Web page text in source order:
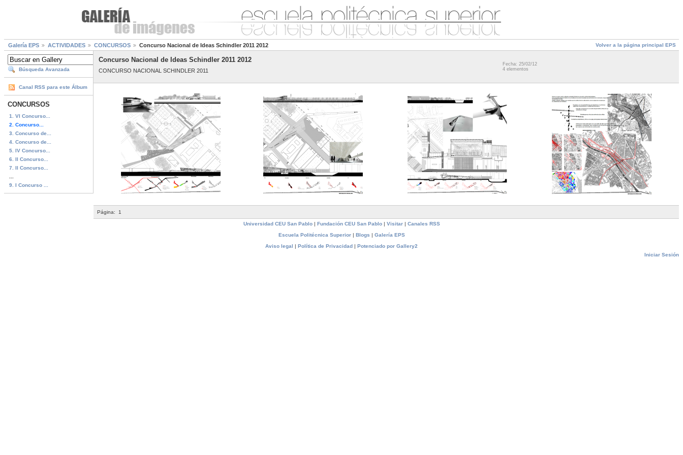
Volver a la página principal EPS
Galería EPS ACTIVIDADES CONCURSOS Concurso Nacional de Ideas Schindler 2011 2012
Búsqueda Avanzada
Canal RSS para este Álbum
CONCURSOS
1. VI Concurso...
2. Concurso...
3. Concurso de...
4. Concurso de...
5. IV Concurso...
6. II Concurso...
7. II Concurso...
9. I Concurso ...
Concurso Nacional de Ideas Schindler 2011 2012
CONCURSO NACIONAL SCHINDLER 2011
Fecha: 25/02/12
4 elementos
Página: 1
Universidad CEU San Pablo| Fundación CEU San Pablo| Visitar| Canales RSS
Escuela Politécnica Superior| Blogs | Galería EPS
Aviso legal | Política de Privacidad | Potenciado por Gallery2
Iniciar Sesión